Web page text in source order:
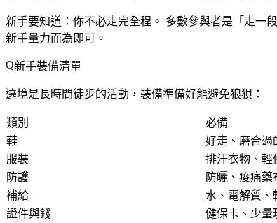
新手要知道： 你不必走完全程。 多數參與者是「走一
新手量力而為即可。
新手裝備清單
遶境是長時間徒步的活動，裝備準備好能避免狼狽：
類別
必備
鞋
好走、磨合過
服裝
排汗衣物、輕
防護
防曬、痠痛
補給
水、電解質、
證件與錢
健保卡、少量